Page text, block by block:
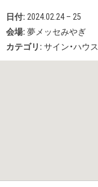
日付: 2024.02.24 – 25
会場: 夢メッセみやぎ
カテゴリ: サイン・ハウス